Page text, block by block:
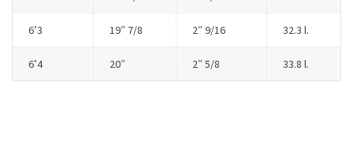
6’3 19″ 7/8 2″ 9/16 32.3 l.
6’4 20″ 2″ 5/8 33.8 l.